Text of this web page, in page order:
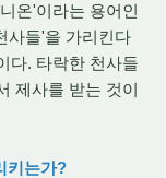
온'이라는 용어인
사들'을 가리킨다
다. 타락한 천사들
제사를 받는 것이
키는가?